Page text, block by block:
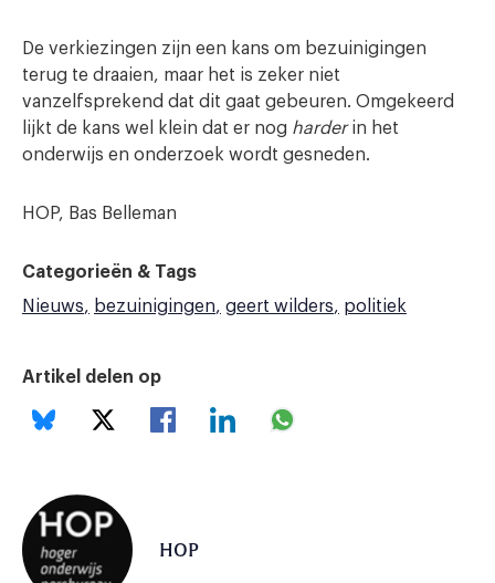
De verkiezingen zijn een kans om bezuinigingen
terug te draaien, maar het is zeker niet
vanzelfsprekend dat dit gaat gebeuren. Omgekeerd
lijkt de kans wel klein dat er nog harderin het
onderwijs en onderzoek wordt gesneden.
HOP, Bas Belleman
Categorieën & Tags
Nieuws
bezuinigingen geert wilders politiek
Artikel delen op
HOP